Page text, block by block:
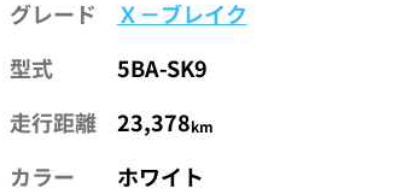
グレード
Ｘ－ブレイク
型式
5BA-SK9
走行距離
23,378km
カラー
ホワイト